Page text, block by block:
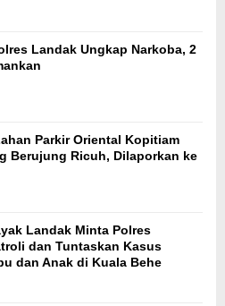
Landak Ungkap Narkoba, 2
Parkir Oriental Kopitiam
Berujung Ricuh, Dilaporkan ke
Landak Minta Polres
dan Tuntaskan Kasus
dan Anak di Kuala Behe